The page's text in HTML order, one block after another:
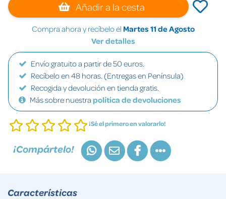
Añadir a la cesta
Compra ahora y recíbelo el Martes 11 de Agosto
Ver detalles
Envío gratuito a partir de 50 euros.
Recíbelo en 48 horas. (Entregas en Península)
Recogida y devolución en tienda gratis.
Más sobre nuestra política de devoluciones
¡Sé el primero en valorarlo!
¡Compártelo!
Características